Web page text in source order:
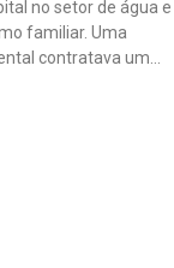
no setor de água e
familiar. Uma
contratava um